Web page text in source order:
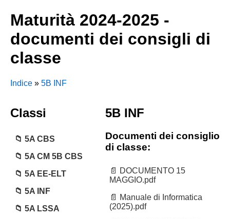
Maturità 2024-2025 -
documenti dei consigli di
classe
Indice » 5B INF
Classi
5A CBS
5A CM 5B CBS
5A EE-ELT
5A INF
5A LSSA
5B INF
Documenti dei consiglio
di classe:
DOCUMENTO 15
MAGGIO.pdf
Manuale di Informatica
(2025).pdf